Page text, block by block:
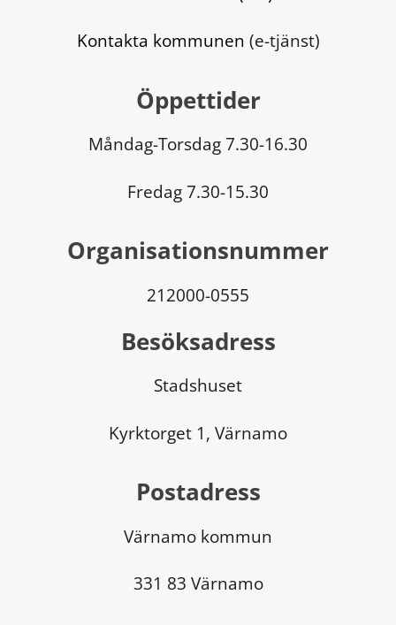
Kontakta kommunen (e-tjänst)
Öppettider
Måndag-Torsdag 7.30-16.30
Fredag 7.30-15.30
Organisationsnummer
212000-0555
Besöksadress
Stadshuset
Kyrktorget 1, Värnamo
Postadress
Värnamo kommun
331 83 Värnamo